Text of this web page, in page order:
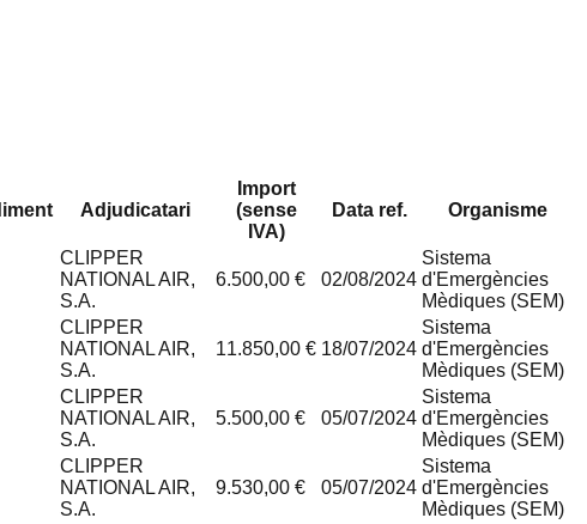
Adjudicatari
Import
(sense
IVA)
Data ref. Organisme
CLIPPER
NATIONAL AIR,
S.A.
6.500,00 € 02/08/2024
Sistema
d'Emergències
Mèdiques (SEM)
CLIPPER
NATIONAL AIR,
S.A.
11.850,00 € 18/07/2024
Sistema
d'Emergències
Mèdiques (SEM)
CLIPPER
NATIONAL AIR,
S.A.
5.500,00 € 05/07/2024
Sistema
d'Emergències
Mèdiques (SEM)
CLIPPER
NATIONAL AIR,
S.A.
9.530,00 € 05/07/2024
Sistema
d'Emergències
Mèdiques (SEM)